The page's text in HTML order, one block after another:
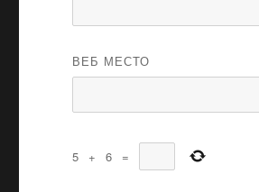
ВЕБ МЕСТО
5 + 6 =